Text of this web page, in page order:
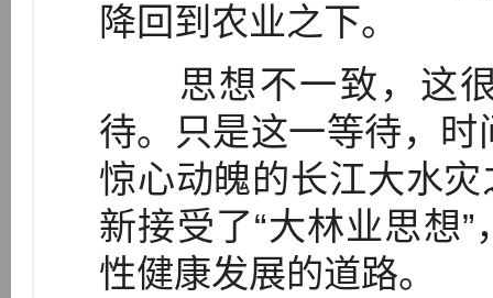
降回到农业之下。
思想不一致，这很
待。只是这一等待，
惊心动魄的长江大水
新接受了“大林业思想
性健康发展的道路。